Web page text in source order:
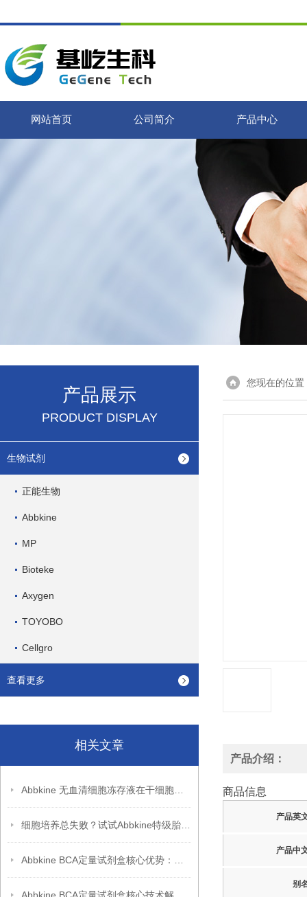
网站首页 公司简介 产品中心
产品展示
PRODUCT DISPLAY
生物试剂
正能生物
Abbkine
MP
Bioteke
Axygen
TOYOBO
Cellgro
查看更多
相关文章
您现在的位置
产品介绍：
商品信息
产品英
产品中
别